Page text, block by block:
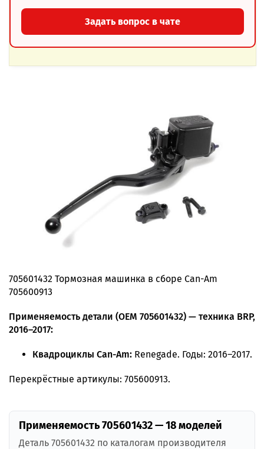
Задать вопрос в чате
705601432 Тормозная машинка в сборе Can-Am
705600913
Применяемость детали (OEM 705601432) — техника BRP,
2016–2017:
Квадроциклы Can-Am: Renegade. Годы: 2016–2017.
Перекрёстные артикулы: 705600913.
Применяемость 705601432 — 18 моделей
Деталь 705601432 по каталогам производителя